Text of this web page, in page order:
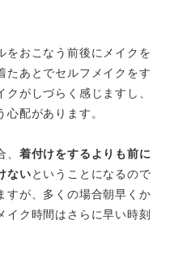
をおこなう前後にメイクを
たあとでセルフメイクをす
がしづらく感じますし、
配があります。
着付けをするよりも前に
ないということになるので
すが、多くの場合朝早くか
イク時間はさらに早い時刻